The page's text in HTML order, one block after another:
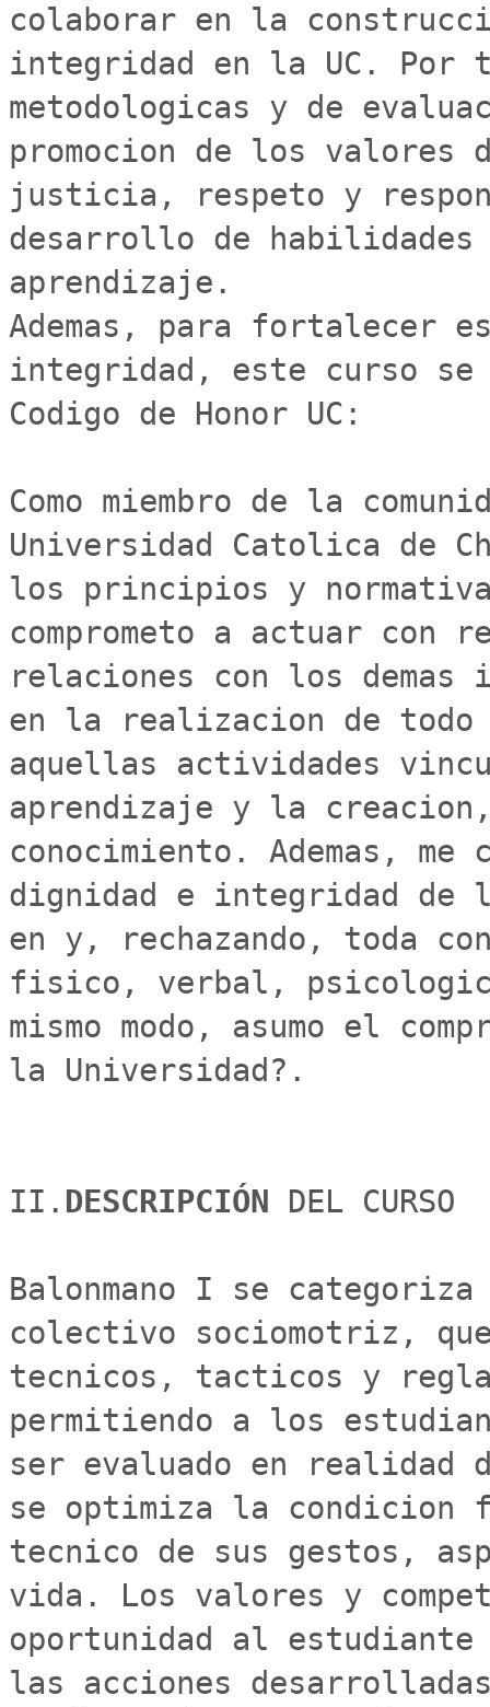
colaborar en la
integridad en la UC. Por
metodologicas y de
promocion de los valores
justicia, respeto y
desarrollo de
aprendizaje.
Ademas, para fortalecer
integridad, este curso se
Codigo de Honor UC:
Como miembro de la
Universidad Catolica de
los principios y
comprometo a actuar con
relaciones con los demas
en la realizacion de
aquellas actividades
aprendizaje y la
conocimiento. Ademas,
dignidad e integridad de
en y, rechazando, toda
fisico, verbal,
mismo modo, asumo el
la Universidad?.
II. DESCRIPCIÓN DEL CURSO
Balonmano I se
colectivo sociomotriz,
tecnicos, tacticos y
permitiendo a los
ser evaluado en realidad
se optimiza la condicion
tecnico de sus gestos,
vida. Los valores y
oportunidad al
las acciones